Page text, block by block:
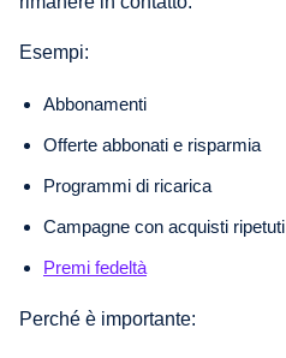
Esempi:
Abbonamenti
Offerte abbonati e risparmia
Programmi di ricarica
Campagne con acquisti ripetuti
Premi fedeltà
Perché è importante: